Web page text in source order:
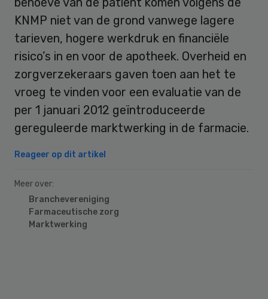
KNMP niet van de grond vanwege lagere
tarieven, hogere werkdruk en financiële
risico’s in en voor de apotheek. Overheid en
zorgverzekeraars gaven toen aan het te
vroeg te vinden voor een evaluatie van de
per 1 januari 2012 geïntroduceerde
gereguleerde marktwerking in de farmacie.
Reageer op dit artikel
Meer over:
Branchevereniging
Farmaceutische zorg
Marktwerking